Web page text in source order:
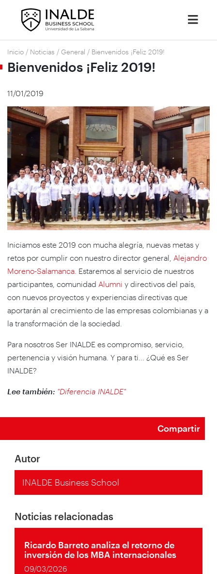
Inicio / Noticias / General / Bienvenidos ¡Feliz 2019!
Bienvenidos ¡Feliz 2019!
11/01/2019
Iniciamos este 2019 con mucha alegría, nuevas metas y
retos por cumplir con nuestro director general, Alejandro
Moreno-Salamanca. Estaremos al servicio de nuestros
participantes, comunidad Alumni y directivos del país,
con nuevos proyectos y experiencias directivas que
aportarán al crecimiento de las empresas colombianas y a
la transformación de la sociedad.
Para nosotros Ser INALDE es compromiso, servicio,
pertenencia y visión humana. Y para ti... ¿Qué es Ser
INALDE?
Lee también: "Diferencia INALDE"
Compartir
Autor
INALDE Business School
Noticias relacionadas
Ricardo Barreto analiza el retorno de
inversión de los MBA internacionales
09/03/2026